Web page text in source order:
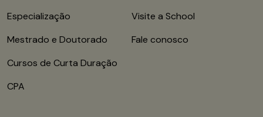
Especialização
Mestrado e Doutorado
Cursos de Curta Duração
CPA
Visite a School
Fale conosco